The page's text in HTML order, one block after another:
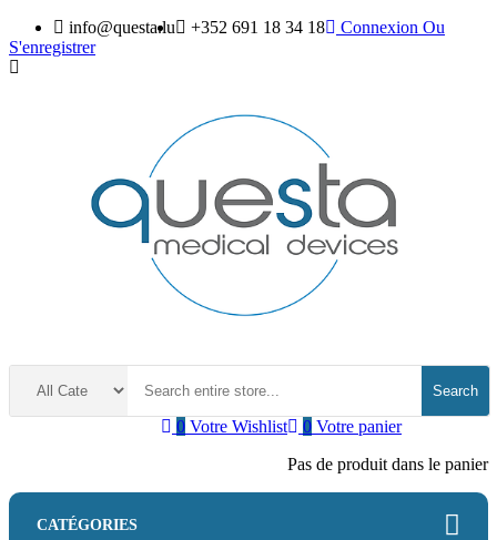
info@questa.lu +352 691 18 34 18 Connexion Ou
S'enregistrer
Search
0 Votre panier
Pas de produit dans le panier
0 Votre Wishlist
CATÉGORIES